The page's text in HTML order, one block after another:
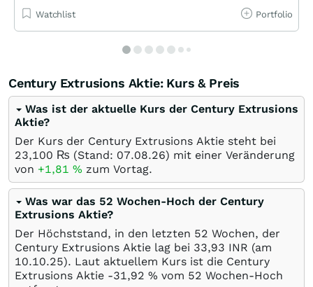
Watchlist Portfolio
Century Extrusions Aktie: Kurs & Preis
Was ist der aktuelle Kurs der Century Extrusions
Aktie?
Der Kurs der Century Extrusions Aktie steht bei
23,100 ₨ (Stand: 07.08.26) mit einer Veränderung
von +1,81 % zum Vortag.
Was war das 52 Wochen-Hoch der Century
Extrusions Aktie?
Der Höchststand, in den letzten 52 Wochen, der
Century Extrusions Aktie lag bei 33,93 INR (am
10.10.25). Laut aktuellem Kurs ist die Century
Extrusions Aktie -31,92 % vom 52 Wochen-Hoch